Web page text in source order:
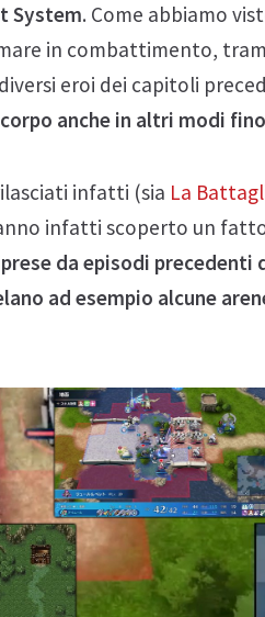
System. Come abbiamo
in combattimento,
eroi dei capitoli
anche in altri modi
infatti (sia La
infatti scoperto un
da episodi
ad esempio alcune